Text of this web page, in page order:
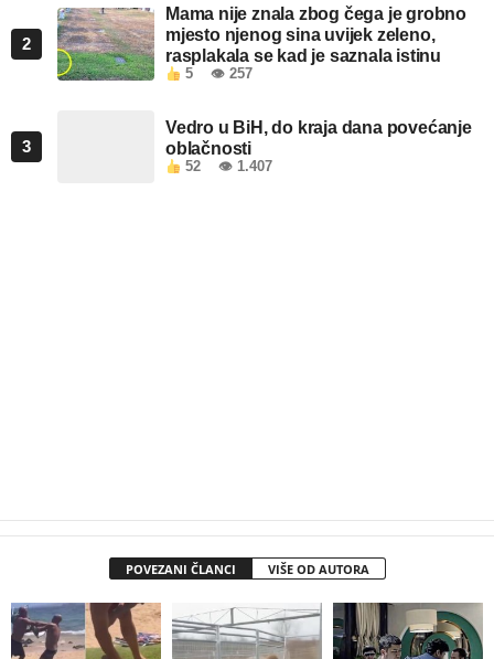
2
Mama nije znala zbog čega je grobno
mjesto njenog sina uvijek zeleno,
rasplakala se kad je saznala istinu
5 👁 257
3
Vedro u BiH, do kraja dana povećanje
oblačnosti
52 👁 1.407
POVEZANI ČLANCI VIŠE OD AUTORA